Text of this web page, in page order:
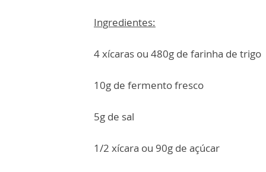
Ingredientes:
4 xícaras ou 480g de farinha de trigo
10g de fermento fresco
5g de sal
1/2 xícara ou 90g de açúcar